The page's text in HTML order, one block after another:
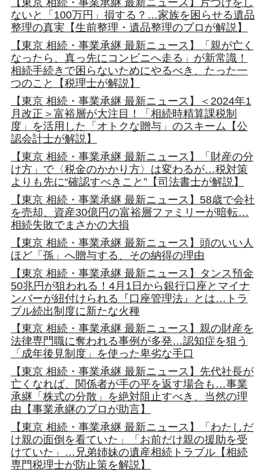
ないと「100万円」損する？…家族を困らせる遺品
整理の真実【生前整理・遺品整理のプロが解説】
【東京 相続・事業承継 最新ニュース】「親が亡く
なったら、真っ先にコンビニへ走る」が新常識！
相続手続きで困らないためにやるべき、たった一
つのこと【税理士が解説】
【東京 相続・事業承継 最新ニュース】＜2024年1
月改正＞富裕層が大注目！「相続時精算課税制
度」を活用した「オトクな贈与」のスキーム【公
認会計士が解説】
【東京 相続・事業承継 最新ニュース】「財産の分
け方」で〈税金のかかり方〉は変わるが…税対策
よりも先に“確認すべきこと”【司法書士が解説】
【東京 相続・事業承継 最新ニュース】58歳で会社
を売却、資産30億円の富裕層ファミリーが暗転…
相続失敗でまさかの大損
【東京 相続・事業承継 最新ニュース】頭のいい人
ほど「孫」へ贈与する、その納得の理由
【東京 相続・事業承継 最新ニュース】タンス預金
50兆円が狙われる！4月1日から銀行口座とマイナ
ンバーが紐付けられる『口座管理法』とは…トラ
ブル続出制度に新たな火種
【東京 相続・事業承継 最新ニュース】親の財産を
法律専門職に奪われる事例が多発…認知症を狙う
「成年後見制度」を使った卑劣な手口
【東京 相続・事業承継 最新ニュース】先代社長が
亡くなれば、関係者が手の平を返す場合も…事業
承継「株式の分散」を絶対阻止すべき、当然の理
由【事業承継のプロが助言】
【東京 相続・事業承継 最新ニュース】「わたしだ
け親の面倒を看ていた」「お前だけ親の援助を受
けていた」…兄弟姉妹の遺産相続トラブル【相続
専門税理士が防止策を解説】